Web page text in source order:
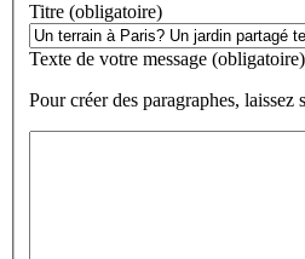
Titre (obligatoire)
Texte de votre message (obligatoire)
Pour créer des paragraphes,